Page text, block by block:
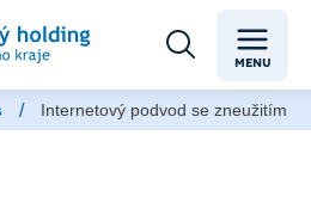
MENU
/ Internetový podvod se zneužitím